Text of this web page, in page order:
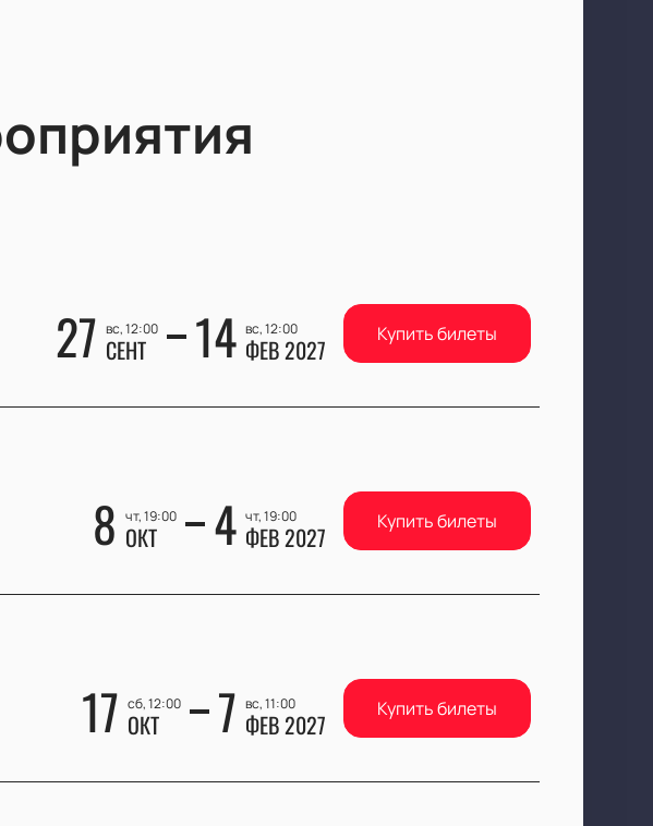
27 вс, 12:00
СЕНТ 14 вс, 12:00
ФЕВ 2027 Купить билеты
8 чт, 19:00
ОКТ 4 чт, 19:00
ФЕВ 2027 Купить билеты
17 сб, 12:00
ОКТ 7 вс, 11:00
ФЕВ 2027 Купить билеты